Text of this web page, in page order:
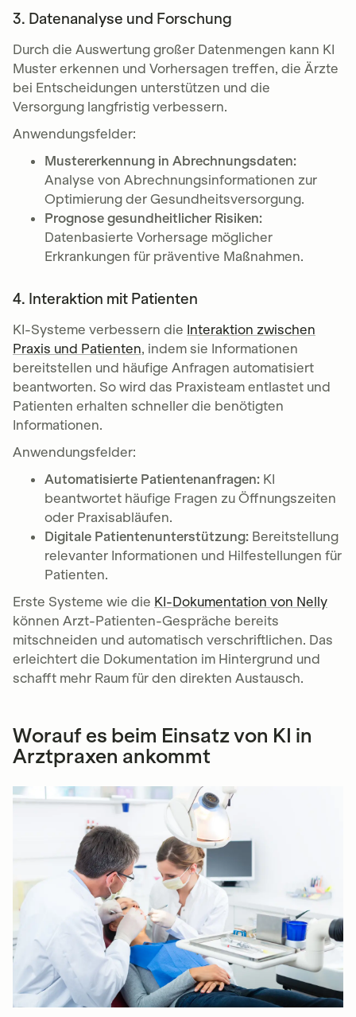
3. Datenanalyse und Forschung
Durch die Auswertung großer Datenmengen kann KI
Muster erkennen und Vorhersagen treffen, die Ärzte
bei Entscheidungen unterstützen und die
Versorgung langfristig verbessern.
Anwendungsfelder:
Mustererkennung in Abrechnungsdaten:
Analyse von Abrechnungsinformationen zur
Optimierung der Gesundheitsversorgung.
Prognose gesundheitlicher Risiken:
Datenbasierte Vorhersage möglicher
Erkrankungen für präventive Maßnahmen.
4. Interaktion mit Patienten
KI-Systeme verbessern die Interaktion zwischen
Praxis und Patienten, indem sie Informationen
bereitstellen und häufige Anfragen automatisiert
beantworten. So wird das Praxisteam entlastet und
Patienten erhalten schneller die benötigten
Informationen.
Anwendungsfelder:
Automatisierte Patientenanfragen: KI
beantwortet häufige Fragen zu Öffnungszeiten
oder Praxisabläufen.
Digitale Patientenunterstützung: Bereitstellung
relevanter Informationen und Hilfestellungen für
Patienten.
Erste Systeme wie die KI-Dokumentation von Nelly
können Arzt-Patienten-Gespräche bereits
mitschneiden und automatisch verschriftlichen. Das
erleichtert die Dokumentation im Hintergrund und
schafft mehr Raum für den direkten Austausch.
Worauf es beim Einsatz von KI in
Arztpraxen ankommt